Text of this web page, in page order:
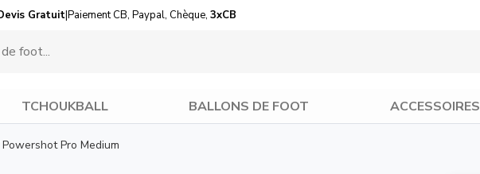
Gratuit|Paiement CB, Paypal, Chèque, 3xCB
TCHOUKBALL BALLONS DE FOOT ACCESSOIRES
Powershot Pro Medium